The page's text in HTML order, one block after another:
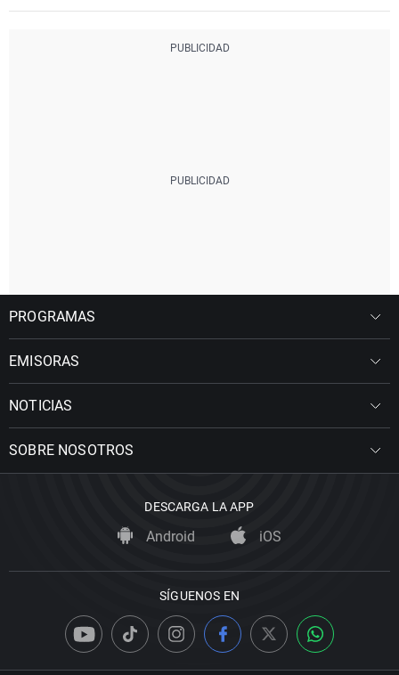
PROGRAMAS
EMISORAS
NOTICIAS
SOBRE NOSOTROS
DESCARGA LA APP
Android iOS
SÍGUENOS EN